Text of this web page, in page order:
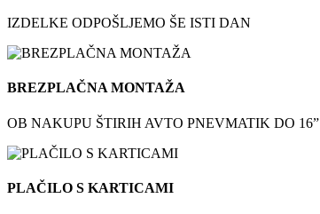
IZDELKE ODPOŠLJEMO ŠE ISTI DAN
BREZPLAČNA MONTAŽA
OB NAKUPU ŠTIRIH AVTO PNEVMATIK DO 16”
PLAČILO S KARTICAMI